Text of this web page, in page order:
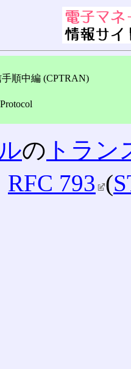
順中編 (CPTRAN)
の トラン
RFC 793 (